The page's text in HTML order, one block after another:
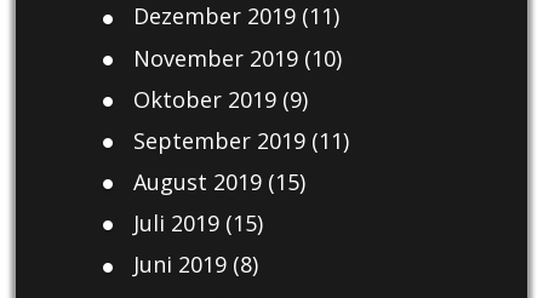
Dezember 2019(11)
November 2019(10)
Oktober 2019(9)
September 2019(11)
August 2019(15)
Juli 2019(15)
Juni 2019(8)